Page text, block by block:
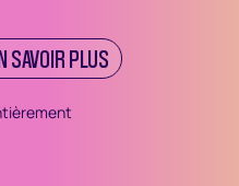
SAVOIR PLUS